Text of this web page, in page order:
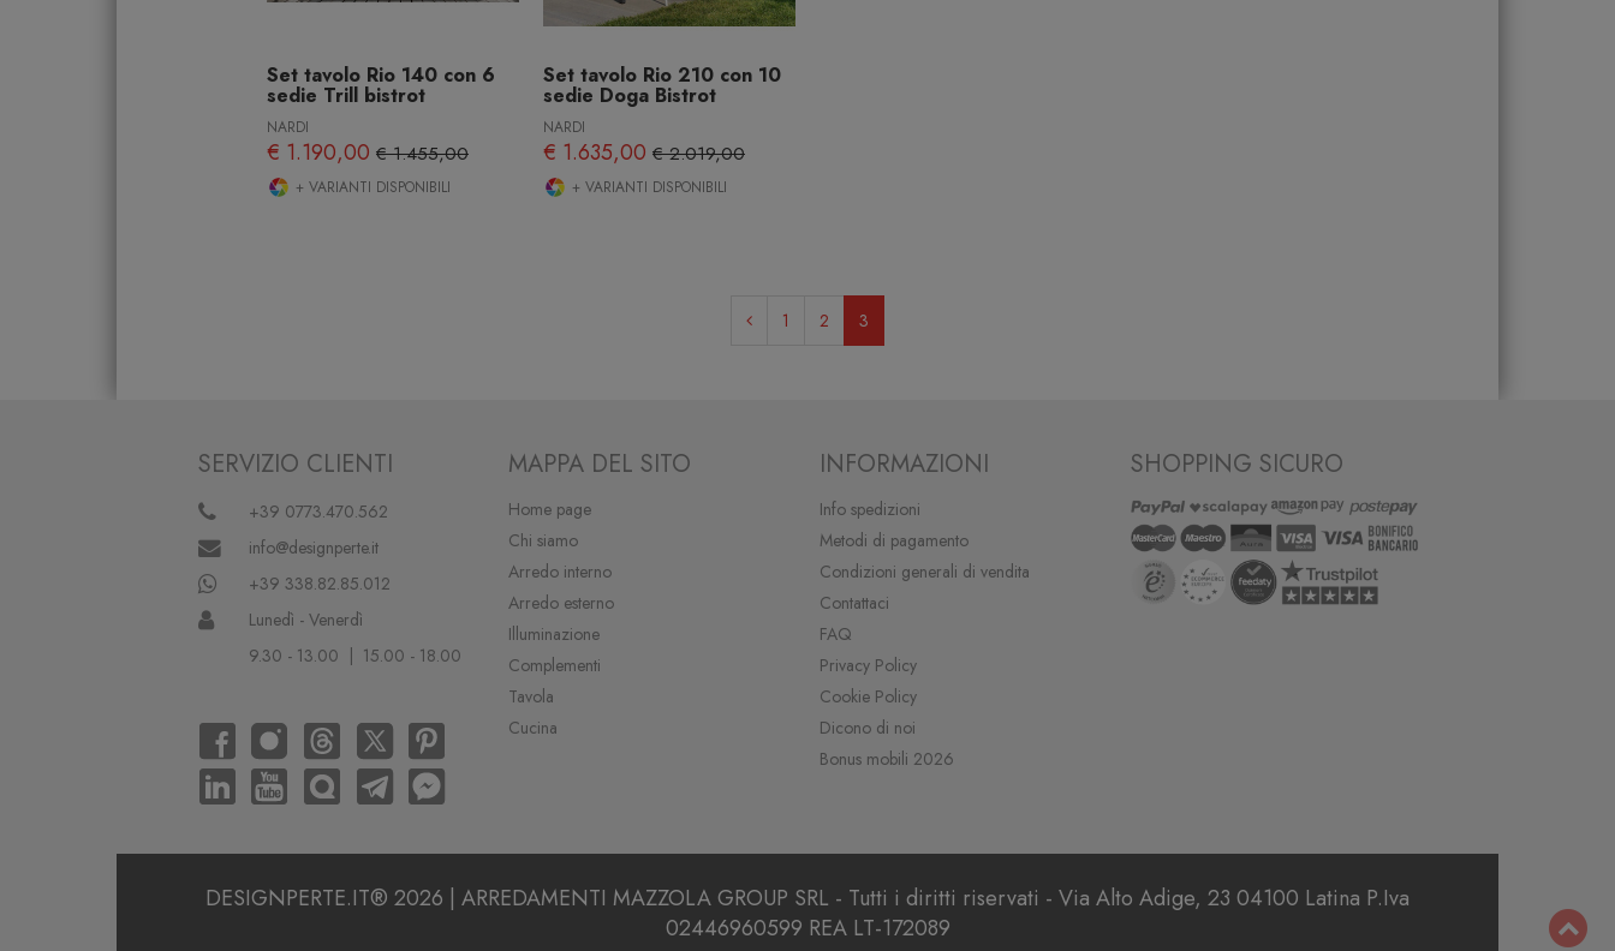
Set tavolo Rio 140 con 6
sedie Trill bistrot
NARDI
€ 1.190,00 € 1.455,00
+ VARIANTI DISPONIBILI
Set tavolo Rio 210 con 10
sedie Doga Bistrot
NARDI
€ 1.635,00 € 2.019,00
+ VARIANTI DISPONIBILI
Previous
1 2 3
SERVIZIO CLIENTI
+39 0773.470.562
info@designperte.it
+39 338.82.85.012
Lunedì - Venerdì
9.30 - 13.00 | 15.00 - 18.00
MAPPA DEL SITO
Home page
Chi siamo
Arredo interno
Arredo esterno
Illuminazione
Complementi
Tavola
Cucina
INFORMAZIONI
Info spedizioni
Metodi di pagamento
Condizioni generali di vendita
Contattaci
FAQ
Privacy Policy
Cookie Policy
Dicono di noi
Bonus mobili 2026
SHOPPING SICURO
DESIGNPERTE.IT® 2026 | ARREDAMENTI MAZZOLA GROUP SRL - Tutti i diritti riservati - Via Alto Adige, 23 04100 Latina P.Iva
02446960599 REA LT-172089